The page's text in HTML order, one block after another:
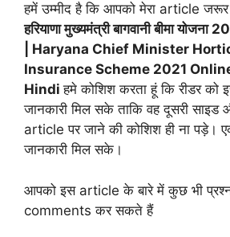
हमें उम्मीद है कि आपको मेरा article जरूर
हरियाणा मुख्यमंत्री बागवानी बीमा योजना
| Haryana Chief Minister
Insurance Scheme 2021
Hindiहमे कोशिश करता हूं कि रीडर को
जानकारी मिल सके ताकि वह दूसरी
article पर जाने की कोशिश ही ना पड़े।
जानकारी मिल सके।
आपको इस article के बारे में कुछ भी
comments कर सकते हैं